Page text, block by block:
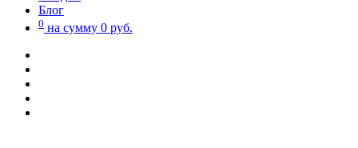
Блог
0 на сумму 0 руб.